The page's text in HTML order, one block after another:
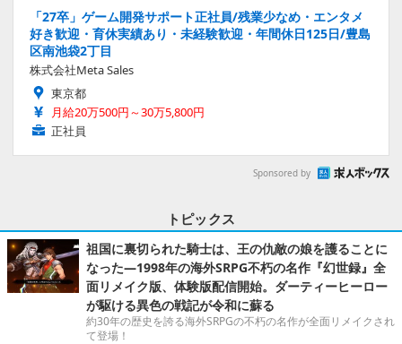
「27卒」ゲーム開発サポート正社員/残業少なめ・エンタメ
好き歓迎・育休実績あり・未経験歓迎・年間休日125日/豊島
区南池袋2丁目
株式会社Meta Sales
東京都
月給20万500円～30万5,800円
正社員
Sponsored by
トピックス
祖国に裏切られた騎士は、王の仇敵の娘を護ることに
なった―1998年の海外SRPG不朽の名作『幻世録』全
面リメイク版、体験版配信開始。ダーティーヒーロー
が駆ける異色の戦記が令和に蘇る
約30年の歴史を誇る海外SRPGの不朽の名作が全面リメイクされ
て登場！